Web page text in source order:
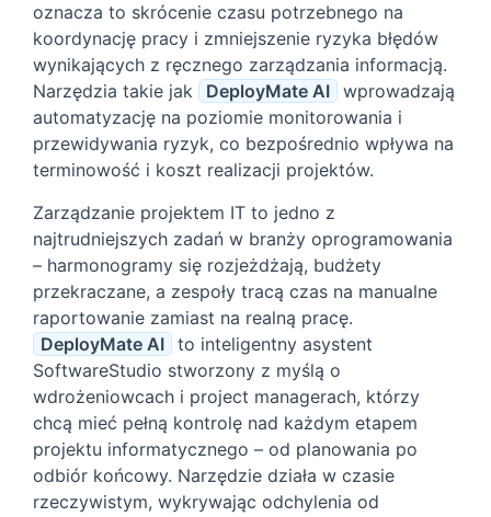
oznacza to skrócenie czasu potrzebnego na
koordynację pracy i zmniejszenie ryzyka błędów
wynikających z ręcznego zarządzania informacją.
Narzędzia takie jak
DeployMate AI wprowadzają
automatyzację na poziomie monitorowania i
przewidywania ryzyk, co bezpośrednio wpływa na
terminowość i koszt realizacji projektów.
Zarządzanie projektem IT to jedno z
najtrudniejszych zadań w branży oprogramowania
– harmonogramy się rozjeżdżają, budżety
przekraczane, a zespoły tracą czas na manualne
raportowanie zamiast na realną pracę.
DeployMate AI to inteligentny asystent
SoftwareStudio stworzony z myślą o
wdrożeniowcach i project managerach, którzy
chcą mieć pełną kontrolę nad każdym etapem
projektu informatycznego – od planowania po
odbiór końcowy. Narzędzie działa w czasie
rzeczywistym, wykrywając odchylenia od